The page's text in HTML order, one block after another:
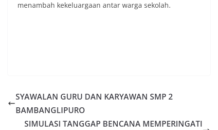
menambah kekeluargaan antar warga sekolah.
SYAWALAN GURU DAN KARYAWAN SMP 2
BAMBANGLIPURO
SIMULASI TANGGAP BENCANA MEMPERINGATI